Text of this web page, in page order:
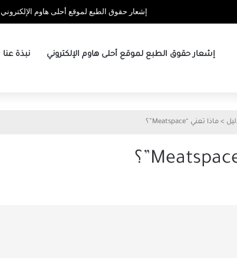
إشعار حقوق الطبع لموقع أحلى هاوم الإلكتروني
إشعار حقوق الطبع لموقع أحلى هاوم الإلكتروني نبذة عنا
> ماذا تعني “Meatspace”؟